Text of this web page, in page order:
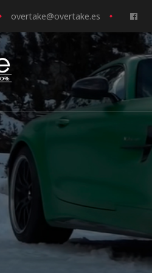
overtake@overtake.es